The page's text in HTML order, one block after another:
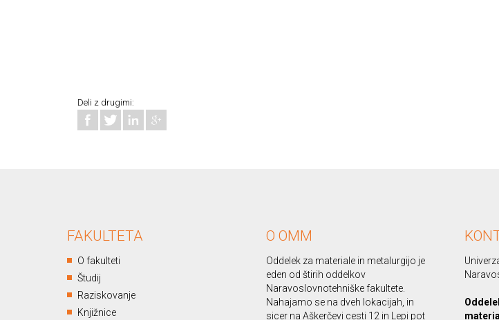
Deli z drugimi:
FAKULTETA
O fakulteti
Študij
Raziskovanje
Knjižnice
O OMM
Oddelek za materiale in metalurgijo je
eden od štirih oddelkov
Naravoslovnotehniške fakultete.
Nahajamo se na dveh lokacijah, in
sicer na Aškerčevi cesti 12 in Lepi pot